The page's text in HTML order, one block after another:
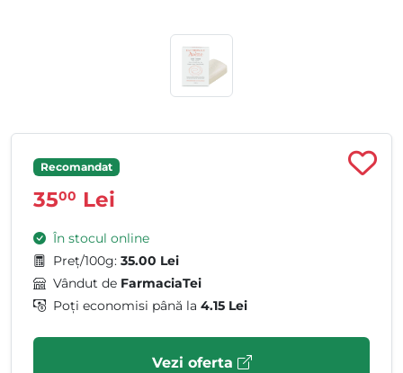
Recomandat
3500 Lei
În stocul online
Preț/100g: 35.00 Lei
Vândut de FarmaciaTei
Poți economisi până la 4.15 Lei
Vezi oferta